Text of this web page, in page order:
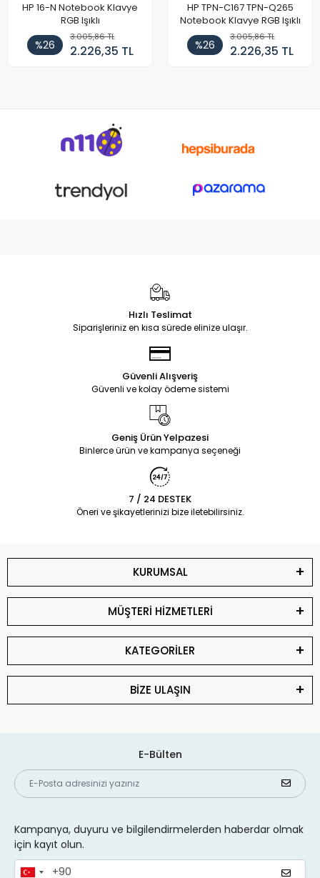
HP 16-N Notebook Klavye
RGB Işıklı
%26
3.005,86 TL
2.226,35 TL
HP TPN-C167 TPN-Q265
Notebook Klavye RGB Işıklı
%26
3.005,86 TL
2.226,35 TL
Hızlı Teslimat
Siparişleriniz en kısa sürede elinize ulaşır.
Güvenli Alışveriş
Güvenli ve kolay ödeme sistemi
Geniş Ürün Yelpazesi
Binlerce ürün ve kampanya seçeneği
7 / 24 DESTEK
Öneri ve şikayetlerinizi bize iletebilirsiniz.
KURUMSAL
MÜŞTERİ HİZMETLERİ
KATEGORİLER
BİZE ULAŞIN
E-Bülten
Kampanya, duyuru ve bilgilendirmelerden haberdar olmak
için kayıt olun.